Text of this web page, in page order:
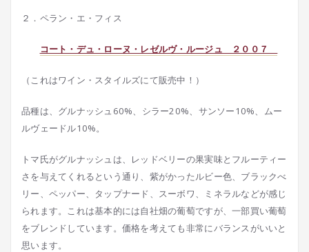
２．ペラン・エ・フィス
コート・デュ・ローヌ・レゼルヴ・ルージュ ２００７
（これはワイン・スタイルズにて販売中！）
品種は、グルナッシュ60%、シラー20%、サンソー10%、ムー
ルヴェードル10%。
トマ氏がグルナッシュは、レッドベリーの果実味とフルーティー
さを与えてくれるという通り、紫がかったルビー色、ブラックべ
リー、ペッパー、タップナード、スーボワ、ミネラルなどが感じ
られます。これは基本的には自社畑の葡萄ですが、一部買い葡萄
をブレンドしています。価格を考えても非常にバランスがいいと
思います。